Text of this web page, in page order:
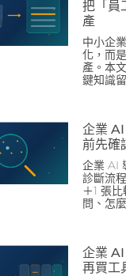
把「員
產
中小企
化，而
產。本
鍵知識
企業
前先確
企業 AI
診斷流
＋1 張
問、怎
企業 AI
再買工